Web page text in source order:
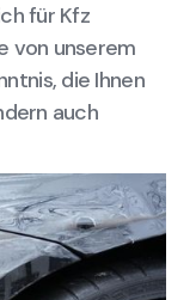
für Kfz
von unserem
die Ihnen
auch